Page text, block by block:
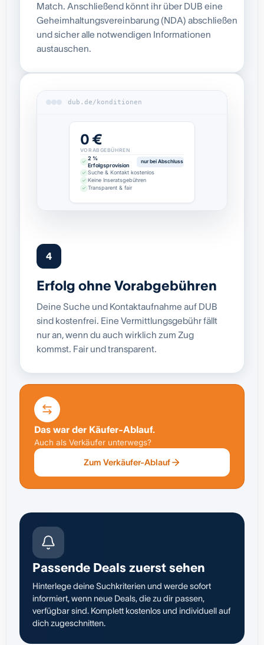
Match. Anschließend könnt ihr über DUB eine
Geheimhaltungsvereinbarung (NDA) abschließen
und sicher alle notwendigen Informationen
austauschen.
dub.de/konditionen
0 €
VORABGEBÜHREN
2 %
Erfolgsprovision
nur bei Abschluss
Suche & Kontakt kostenlos
Keine Inseratsgebühren
Transparent & fair
4
Erfolg ohne Vorabgebühren
Deine Suche und Kontaktaufnahme auf DUB
sind kostenfrei. Eine Vermittlungsgebühr fällt
nur an, wenn du auch wirklich zum Zug
kommst. Fair und transparent.
Das war der Käufer-Ablauf.
Auch als Verkäufer unterwegs?
Zum Verkäufer-Ablauf
Passende Deals zuerst sehen
Hinterlege deine Suchkriterien und werde sofort
informiert, wenn neue Deals, die zu dir passen,
verfügbar sind. Komplett kostenlos und individuell auf
dich zugeschnitten.